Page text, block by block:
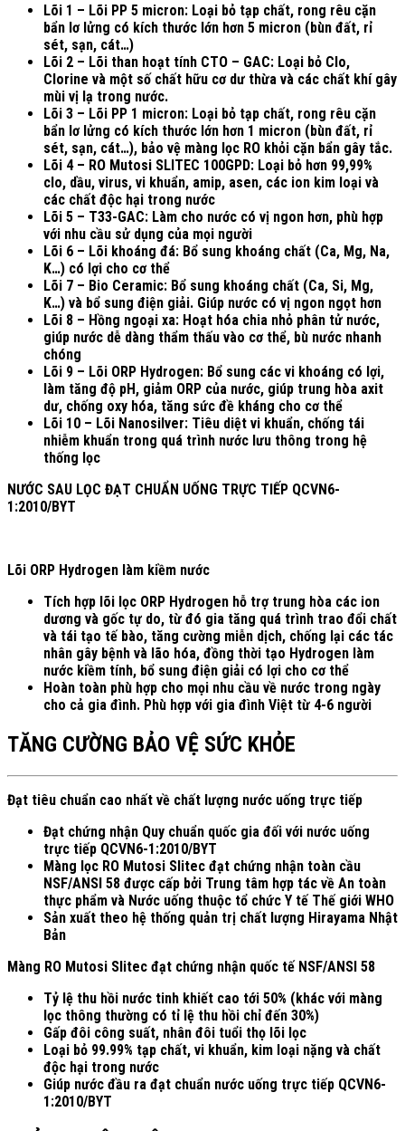
Lõi 1 – Lõi PP 5 micron​: Loại bỏ tạp chất, rong rêu cặn
bẩn lơ lửng có kích thước lớn hơn 5 micron (bùn đất, rỉ
sét, sạn, cát…)
Lõi 2 – Lõi than hoạt tính CTO – GAC: Loại bỏ Clo,
Clorine và một số chất hữu cơ dư thừa và các chất khí gây
mùi vị lạ trong nước.
Lõi 3 – Lõi PP 1 micron​: Loại bỏ tạp chất, rong rêu cặn
bẩn lơ lửng có kích thước lớn hơn 1 micron (bùn đất, rỉ
sét, sạn, cát…), bảo vệ màng lọc RO khỏi cặn bẩn gây tắc.
Lõi 4 – RO Mutosi SLITEC 100GPD: Loại bỏ hơn 99,99%
clo, dầu, virus, vi khuẩn, amip, asen, các ion kim loại và
các chất độc hại trong nước
Lõi 5 – T33-GAC: Làm cho nước có vị ngon hơn, phù hợp
với nhu cầu sử dụng của mọi người
Lõi 6 – Lõi khoáng đá: Bổ sung khoáng chất (Ca, Mg, Na,
K…) có lợi cho cơ thể
Lõi 7 – Bio Ceramic: Bổ sung khoáng chất (Ca, Si, Mg,
K…) và bổ sung điện giải. Giúp nước có vị ngon ngọt hơn
Lõi 8 – Hồng ngoại xa: Hoạt hóa chia nhỏ phân tử nước,
giúp nước dễ dàng thẩm thấu vào cơ thể, bù nước nhanh
chóng
Lõi 9 – Lõi ORP Hydrogen: Bổ sung các vi khoáng có lợi,
làm tăng độ pH, giảm ORP của nước, giúp trung hòa axit
dư, chống oxy hóa, tăng sức đề kháng cho cơ thể
Lõi 10 – Lõi Nanosilver: Tiêu diệt vi khuẩn, chống tái
nhiễm khuẩn trong quá trình nước lưu thông trong hệ
thống lọc
NƯỚC SAU LỌC ĐẠT CHUẨN UỐNG TRỰC TIẾP QCVN6-
1:2010/BYT​
Lõi ORP Hydrogen làm kiềm nước
Tích hợp lõi lọc ORP Hydrogen hỗ trợ trung hòa các ion
dương và gốc tự do, từ đó gia tăng quá trình trao đổi chất
và tái tạo tế bào, tăng cường miễn dịch, chống lại các tác
nhân gây bệnh và lão hóa, đồng thời tạo Hydrogen làm
nước kiềm tính, bổ sung điện giải có lợi cho cơ thể
Hoàn toàn phù hợp cho mọi nhu cầu về nước trong ngày
cho cả gia đình. Phù hợp với gia đình Việt từ 4-6 người
TĂNG CƯỜNG BẢO VỆ SỨC KHỎE
Đạt tiêu chuẩn cao nhất về chất lượng nước uống trực tiếp
Đạt chứng nhận Quy chuẩn quốc gia đối với nước uống
trực tiếp QCVN6-1:2010/BYT
Màng lọc RO Mutosi Slitec đạt chứng nhận toàn cầu
NSF/ANSI 58 được cấp bởi Trung tâm hợp tác về An toàn
thực phẩm và Nước uống thuộc tổ chức Y tế Thế giới WHO
Sản xuất theo hệ thống quản trị chất lượng Hirayama Nhật
Bản
Màng RO Mutosi Slitec đạt chứng nhận quốc tế NSF/ANSI 58
Tỷ lệ thu hồi nước tinh khiết cao tới 50% (khác với màng
lọc thông thường có tỉ lệ thu hồi chỉ đến 30%​)
Gấp đôi công suất, nhân đôi tuổi thọ lõi lọc
Loại bỏ 99.99% tạp chất, vi khuẩn, kim loại nặng và chất
độc hại trong nước ​
Giúp nước đầu ra đạt chuẩn nước uống trực tiếp QCVN6-
1:2010/BYT